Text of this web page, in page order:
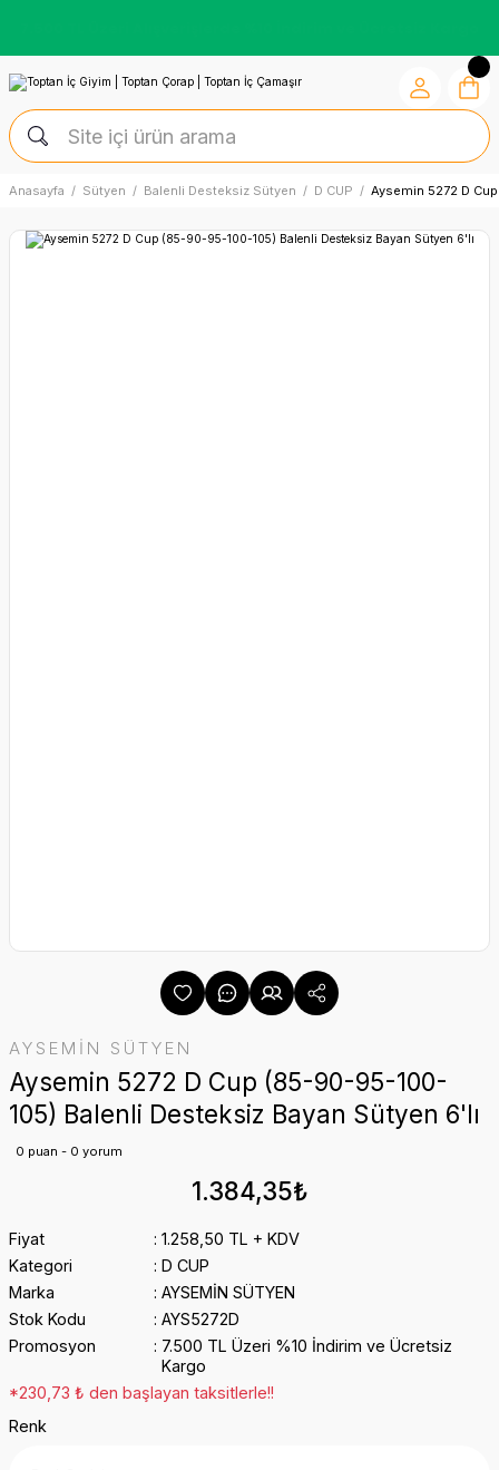
Anasayfa Sütyen Balenli Desteksiz Sütyen D CUP Aysemin 5272 D
AYSEMİN SÜTYEN
Aysemin 5272 D Cup (85-90-95-100-
105) Balenli Desteksiz Bayan Sütyen 6'lı
0 puan - 0 yorum
1.384,35₺
Fiyat
1.258,50 TL + KDV
Kategori
D CUP
Marka
AYSEMİN SÜTYEN
Stok Kodu
AYS5272D
Promosyon
7.500 TL Üzeri %10 İndirim ve Ücretsiz
Kargo
*230,73 ₺ den başlayan taksitlerle!!
Renk